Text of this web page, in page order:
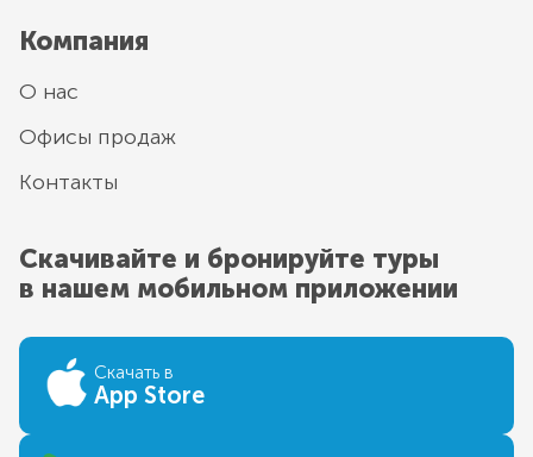
Компания
О нас
Офисы продаж
Контакты
Скачивайте и бронируйте туры
в нашем мобильном приложении
Скачать в
App Store